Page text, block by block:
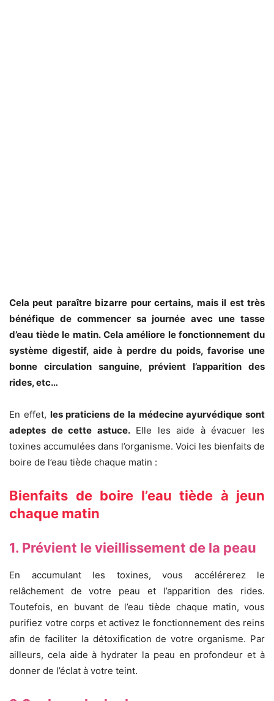
Cela peut paraître bizarre pour certains, mais il est très
bénéfique de commencer sa journée avec une tasse
d’eau tiède le matin. Cela améliore le fonctionnement du
système digestif, aide à perdre du poids, favorise une
bonne circulation sanguine, prévient l’apparition des
rides, etc…
En effet, les praticiens de la médecine ayurvédique sont
adeptes de cette astuce.Elle les aide à évacuer les
toxines accumulées dans l’organisme. Voici les bienfaits de
boire de l’eau tiède chaque matin :
Bienfaits de boire l’eau tiède à jeun
chaque matin
1. Prévient le vieillissement de la peau
En accumulant les toxines, vous accélérerez le
relâchement de votre peau et l’apparition des rides.
Toutefois, en buvant de l’eau tiède chaque matin, vous
purifiez votre corps et activez le fonctionnement des reins
afin de faciliter la détoxification de votre organisme. Par
ailleurs, cela aide à hydrater la peau en profondeur et à
donner de l’éclat à votre teint.